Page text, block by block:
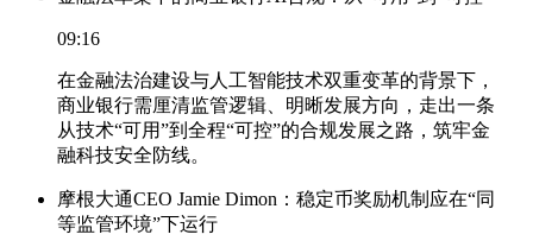
09:16
在金融法治建设与人工智能技术双重变革的背景下，
商业银行需厘清监管逻辑、明晰发展方向，走出一条
从技术“可用”到全程“可控”的合规发展之路，筑牢金
融科技安全防线。
摩根大通CEO Jamie Dimon：稳定币奖励机制应在“同
等监管环境”下运行